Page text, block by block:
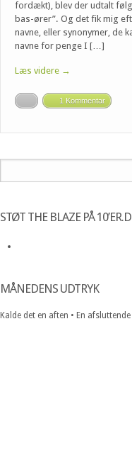
fordækt), blev der udtalt
bas-ører”. Og det fik mig
navne, eller synonymer, de
navne for penge I […]
Læs videre →
1 Kommentar
STØT THE BLAZE PÅ
MÅNEDENS UDTRYK
Kalde det en aften • En